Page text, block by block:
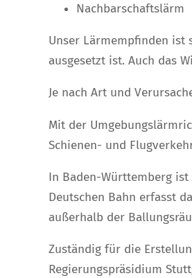
Nachbarschaftslärm
Unser Lärmempfinden ist
ausgesetzt ist. Auch das
Je nach Art und
Mit der
Schienen- und
In Baden-Württemberg
Deutschen Bahn erfasst
außerhalb der
Zuständig für die
Regierungspräsidium